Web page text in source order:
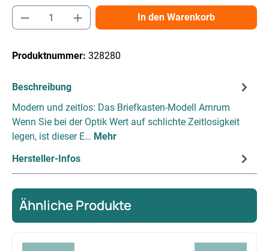
Produkt Anzahl: Gib den gewünschten
In den Warenkorb
Produktnummer: 328280
Beschreibung
Modern und zeitlos: Das Briefkasten-Modell Amrum
Wenn Sie bei der Optik Wert auf schlichte Zeitlosigkeit
legen, ist dieser E… Mehr
Hersteller-Infos
Ähnliche Produkte